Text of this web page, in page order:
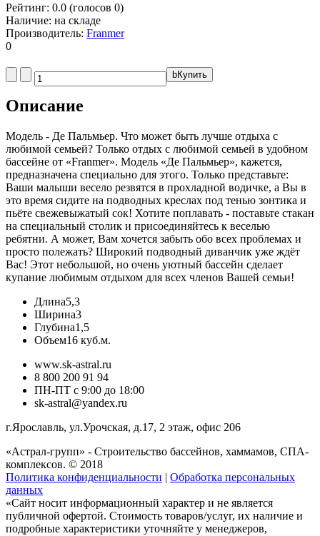
Рейтинг: 0.0 (голосов 0)
Наличие: на складе
Производитель: Franmer
0
bКупить
Описание
Модель - Де Пальмьер. Что может быть лучше отдыха с
любимой семьей? Только отдых с любимой семьей в удобном
бассейне от «Franmer». Модель «Де Пальмьер», кажется,
предназначена специально для этого. Только представьте:
Ваши малыши весело резвятся в прохладной водичке, а Вы в
это время сидите на подводных креслах под тенью зонтика и
пьёте свежевыжатый сок! Хотите поплавать - поставьте стакан
на специальный столик и присоединяйтесь к веселью
ребятни. А может, Вам хочется забыть обо всех проблемах и
просто полежать? Широкий подводный диванчик уже ждёт
Вас! Этот небольшой, но очень уютный бассейн сделает
купание любимым отдыхом для всех членов Вашей семьи!
Длина5,3
Ширина3
Глубина1,5
Объем16 куб.м.
www.sk-astral.ru
8 800 200 91 94
ПН-ПТ с 9:00 до 18:00
sk-astral@yandex.ru
г.Ярославль, ул.Урочская, д.17, 2 этаж, офис 206
«Астрал-групп» - Строительство бассейнов, хаммамов, СПА-
комплексов. © 2018
Политика конфиденциальности | Обработка персональных
данных
«Сайт носит информационный характер и не является
публичной офертой. Стоимость товаров/услуг, их наличие и
подробные характеристики уточняйте у менеджеров,